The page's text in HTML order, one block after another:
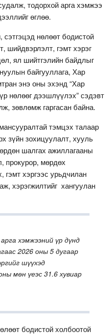
тодорхой арга хэмжээ
өглөө.
нөлөөт бодистой
шийдвэрлэлт, гэмт хэрэг
ял шийтгэлийн байдлыг
байгууллага, Хар
энэ оны эхэнд “Хар
нөлөөг дээшлүүлэх” сэдэвт
зөвлөмж гаргасан байна.
тэмцэх талаар
зүйн зохицуулалт, хууль
шалгах ажиллагааны
прокурор, мөрдөх
гэмт хэргээс урьдчилан
хэрэгжилтийг хангуулан
хэмжээний үр дүнд
2026 оны 5 дугаар
шүүхэд
мөн үеэс 31.6 хувиар
бодистой холбоотой